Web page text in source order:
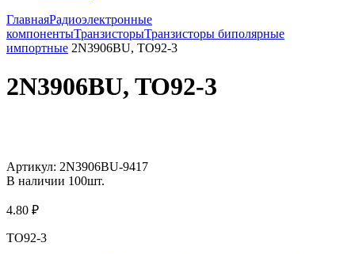
ГлавнаяРадиоэлектронные
компонентыТранзисторыТранзисторы биполярные
импортные 2N3906BU, TO92-3
2N3906BU, TO92-3
Артикул: 2N3906BU-9417
В наличии 100шт.
4.80 ₽
TO92-3